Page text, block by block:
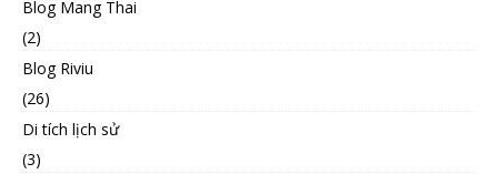
Blog Mang Thai
(2)
Blog Riviu
(26)
Di tích lịch sử
(3)